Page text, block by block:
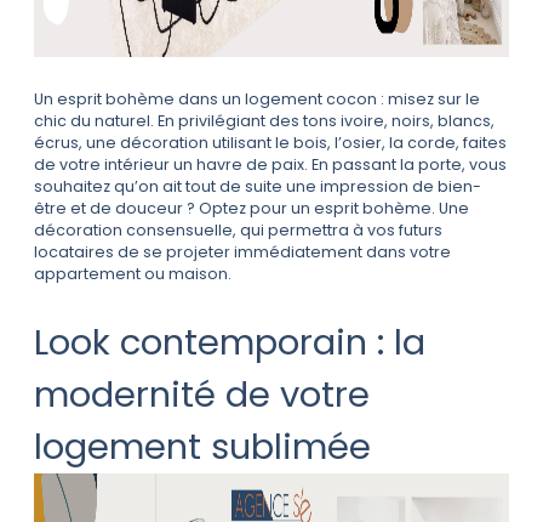
Un esprit bohème dans un logement cocon : misez sur le
chic du naturel. En privilégiant des tons ivoire, noirs, blancs,
écrus, une décoration utilisant le bois, l’osier, la corde, faites
de votre intérieur un havre de paix. En passant la porte, vous
souhaitez qu’on ait tout de suite une impression de bien-
être et de douceur ? Optez pour un esprit bohème. Une
décoration consensuelle, qui permettra à vos futurs
locataires de se projeter immédiatement dans votre
appartement ou maison.
Look contemporain : la
modernité de votre
logement sublimée